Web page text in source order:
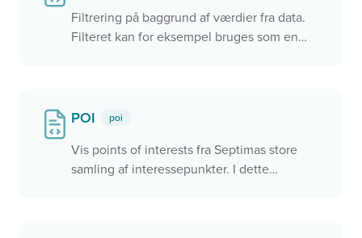
Filtrering på baggrund af værdier fra data.
Filteret kan for eksempel bruges som en
POI poi
Vis points of interests fra Septimas store
samling af interessepunkter. I dette